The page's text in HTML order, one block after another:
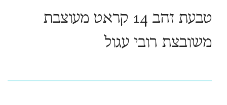
טבעת זהב 14 קראט מעוצבת
משובצת רובי עגול